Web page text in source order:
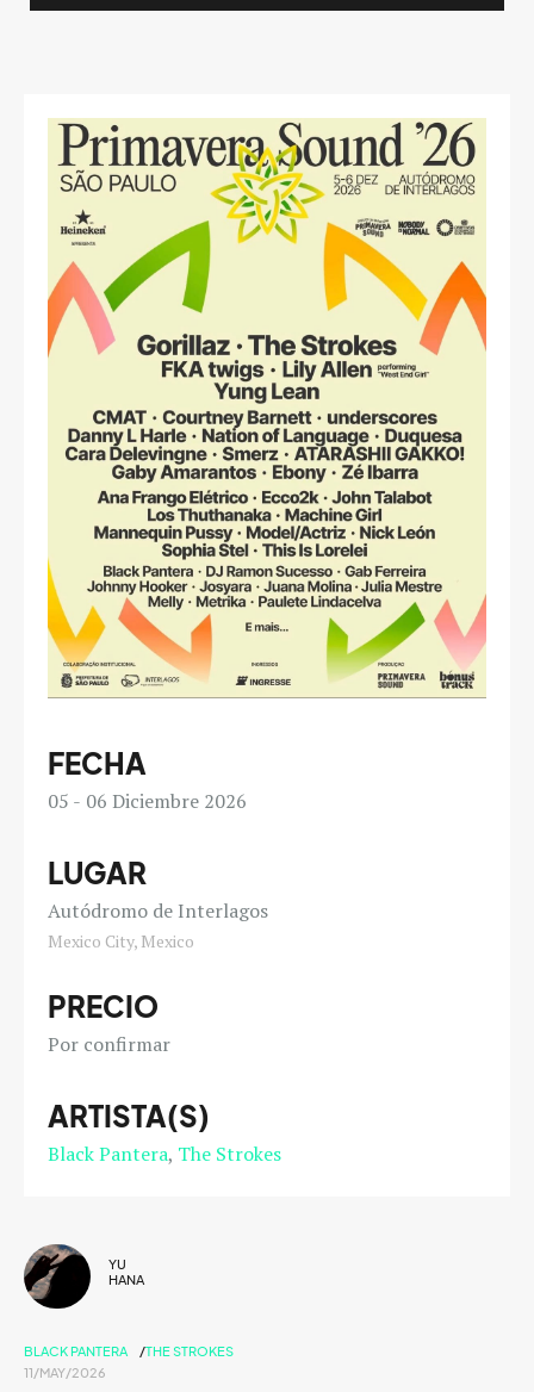
FECHA
05 06 Diciembre 2026
LUGAR
Autódromo de Interlagos
Mexico City, Mexico
PRECIO
Por confirmar
ARTISTA(S)
Black Pantera The Strokes
YU
HANA
BLACK PANTERA
THE STROKES
11/MAY/2026